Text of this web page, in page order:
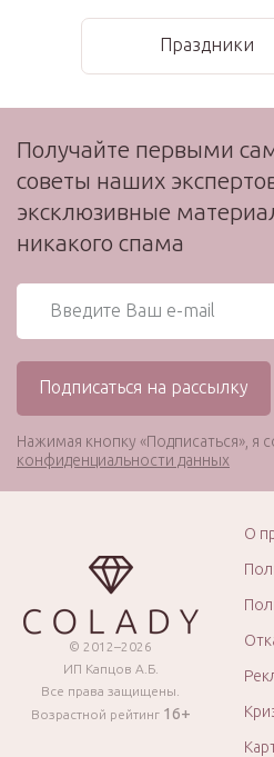
Праздники
Получайте первыми
советы наших
эксклюзивные
никакого спама
Нажимая кнопку «Подписаться», я
конфиденциальности данных
© 2012–2026
ИП Капцов А.Б.
Все права защищены.
Возрастной рейтинг 16+
О